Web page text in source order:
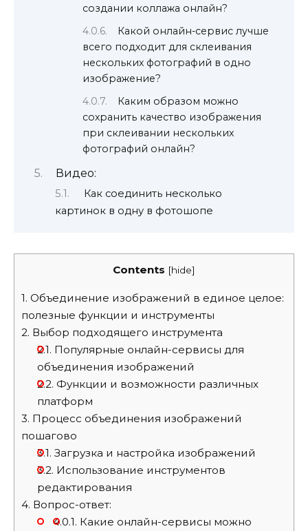
создании коллажа онлайн?
Какой онлайн-сервис лучше
всего подходит для склеивания
нескольких фотографий в одно
изображение?
Каким образом можно
сохранить качество изображения
при склеивании нескольких
фотографий онлайн?
Видео:
Как соединить несколько
картинок в одну в фотошопе
Contents [hide]
1. Объединение изображений в единое целое:
полезные функции и инструменты
2. Выбор подходящего инструмента
2.1. Популярные онлайн-сервисы для
объединения изображений
2.2. Функции и возможности различных
платформ
3. Процесс объединения изображений
пошагово
3.1. Загрузка и настройка изображений
3.2. Использование инструментов
редактирования
4. Вопрос-ответ:
4.0.1. Какие онлайн-сервисы можно